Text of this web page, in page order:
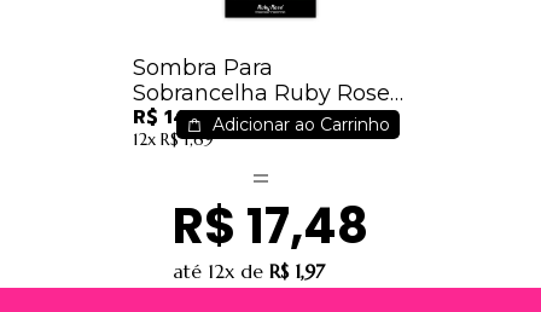
Sombra Para
Sobrancelha Ruby Rose
Hb-9354
R$ 14,99
12x R$ 1,69
Adicionar ao Carrinho
R$ 17,48
até 12x de R$ 1,97